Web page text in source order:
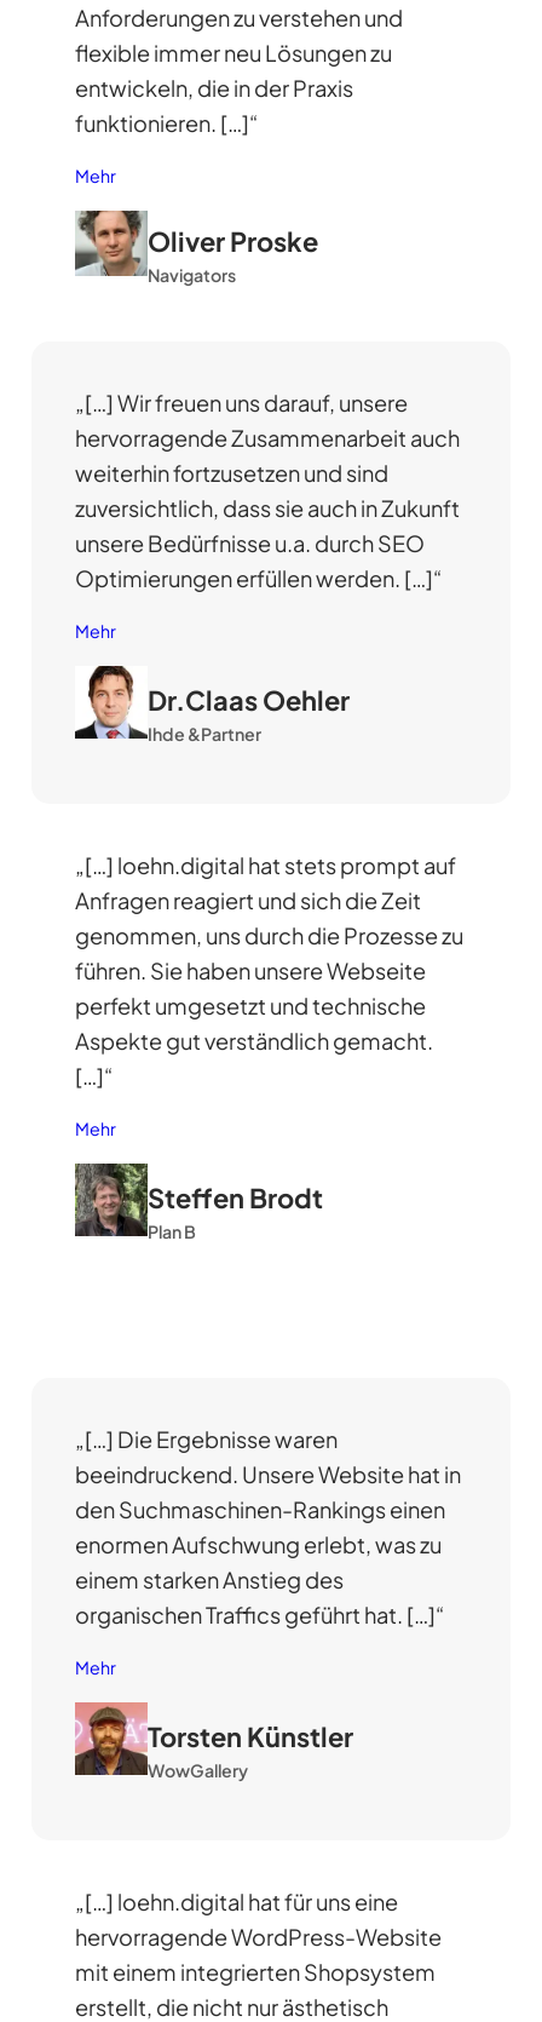
Anforderungen zu verstehen und
flexible immer neu Lösungen zu
entwickeln, die in der Praxis
funktionieren. […]“
Mehr
Oliver Proske
Navigators
„[…] Wir freuen uns darauf, unsere
hervorragende Zusammenarbeit auch
weiterhin fortzusetzen und sind
zuversichtlich, dass sie auch in Zukunft
unsere Bedürfnisse u.a. durch SEO
Optimierungen erfüllen werden. […]“
Mehr
Dr.Claas Oehler
Ihde &Partner
„[…] loehn.digital hat stets prompt auf
Anfragen reagiert und sich die Zeit
genommen, uns durch die Prozesse zu
führen. Sie haben unsere Webseite
perfekt umgesetzt und technische
Aspekte gut verständlich gemacht.
[…]“
Mehr
Steffen Brodt
Plan B
„[…] Die Ergebnisse waren
beeindruckend. Unsere Website hat in
den Suchmaschinen-Rankings einen
enormen Aufschwung erlebt, was zu
einem starken Anstieg des
organischen Traffics geführt hat. […]“
Mehr
Torsten Künstler
WowGallery
„[…] loehn.digital hat für uns eine
hervorragende WordPress-Website
mit einem integrierten Shopsystem
erstellt, die nicht nur ästhetisch